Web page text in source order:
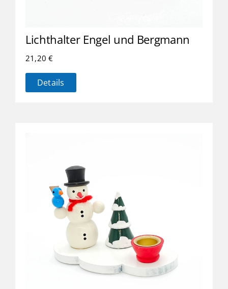
Lichthalter Engel und Bergmann
21,20€
Details